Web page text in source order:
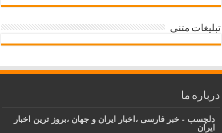
تبلیغات متنی
درباره ما
دلچسب - خبر فارسی ،اخبار ایران و جهان ،بروز ترین اخبار
ایران